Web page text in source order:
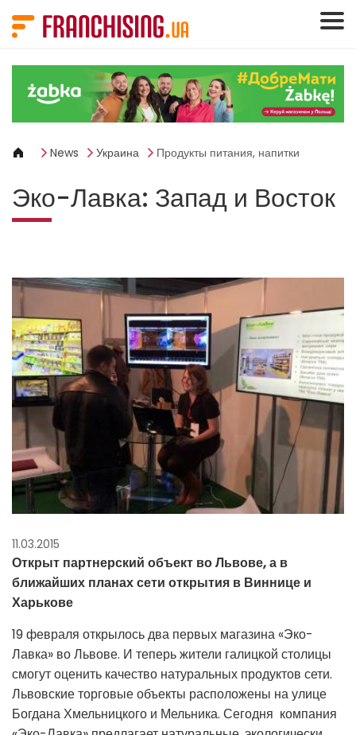
News Украина Продукты питания, напитки
Эко-Лавка: Запад и Восток
11.03.2015
Открыт партнерский объект во Львове, а в
ближайших планах сети открытия в Виннице и
Харькове
19 февраля открылось два первых магазина «Эко-
Лавка» во Львове. И теперь жители галицкой столицы
смогут оценить качество натуральных продуктов сети.
Львовские торговые объекты расположены на улице
Богдана Хмельницкого и Мельника. Сегодня компания